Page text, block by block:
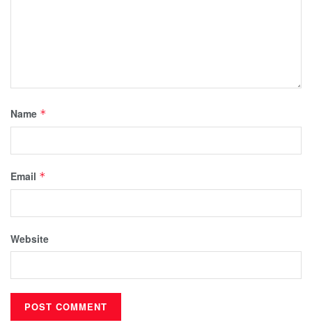
Name *
Email *
Website